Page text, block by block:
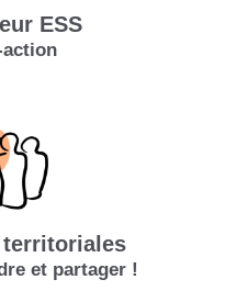
ESS
action
territoriales
et partager !